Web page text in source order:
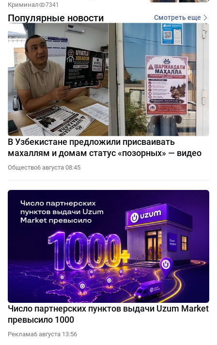
Криминал 7341
Популярные новости Смотреть еще
В Узбекистане предложили присваивать
махаллям и домам статус «позорных» — видео
Общество6 августа 08:45
Число партнерских пунктов выдачи Uzum Market
превысило 1000
Реклама6 августа 13:56